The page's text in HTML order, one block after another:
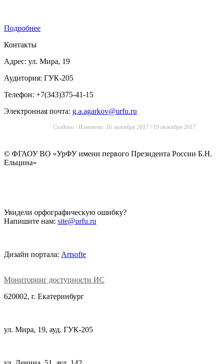
Подробнее
Контакты
Адрес: ул. Мира, 19
Аудитория: ГУК-205
Телефон: +7(343)375-41-15
Электронная почта: g.a.agarkov@urfu.ru
Создано / Изменено: 16 октября 2017 / 19 октября 2017
© ФГАОУ ВО «УрФУ имени первого Президента России Б.Н.
Ельцина»
Увидели орфографическую ошибку?
Напишите нам: site@urfu.ru
Дизайн портала: Artsofte
Мониторинг доступности ИС
620002, г. Екатеринбург
ул. Мира, 19, ауд. ГУК-205